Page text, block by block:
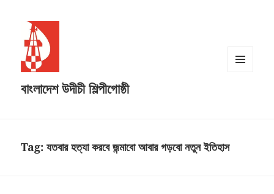
বাংলাদেশ উদীচী শিল্পীগোষ্ঠী
Tag:যতবার হত্যা করবে জন্মাবো আবার গড়বো নতুন ইতিহাস